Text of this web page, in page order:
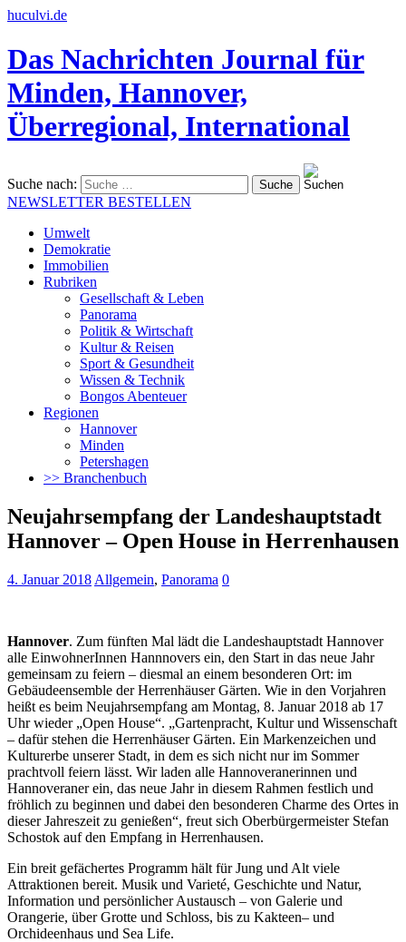
huculvi.de
Das Nachrichten Journal für
Minden, Hannover,
Überregional, International
Suche nach:
NEWSLETTER BESTELLEN
Umwelt
Demokratie
Immobilien
Rubriken
Gesellschaft & Leben
Panorama
Politik & Wirtschaft
Kultur & Reisen
Sport & Gesundheit
Wissen & Technik
Bongos Abenteuer
Regionen
Hannover
Minden
Petershagen
>> Branchenbuch
Neujahrsempfang der Landeshauptstadt
Hannover – Open House in Herrenhausen
4. Januar 2018 Allgemein, Panorama 0
Hannover. Zum fünften Mal lädt die Landeshauptstadt Hannover
alle EinwohnerInnen Hannnovers ein, den Start in das neue Jahr
gemeinsam zu feiern – diesmal an einem besonderen Ort: im
Gebäudeensemble der Herrenhäuser Gärten. Wie in den Vorjahren
heißt es beim Neujahrsempfang am Montag, 8. Januar 2018 ab 17
Uhr wieder „Open House“. „Gartenpracht, Kultur und Wissenschaft
– dafür stehen die Herrenhäuser Gärten. Ein Markenzeichen und
Kulturerbe unserer Stadt, in dem es sich nicht nur im Sommer
prachtvoll feiern lässt. Wir laden alle Hannoveranerinnen und
Hannoveraner ein, das neue Jahr in diesem Rahmen festlich und
fröhlich zu beginnen und dabei den besonderen Charme des Ortes in
dieser Jahreszeit zu genießen“, freut sich Oberbürgermeister Stefan
Schostok auf den Empfang in Herrenhausen.
Ein breit gefächertes Programm hält für Jung und Alt viele
Attraktionen bereit. Musik und Varieté, Geschichte und Natur,
Information und persönlicher Austausch – von Galerie und
Orangerie, über Grotte und Schloss, bis zu Kakteen– und
Orchideenhaus und Sea Life.